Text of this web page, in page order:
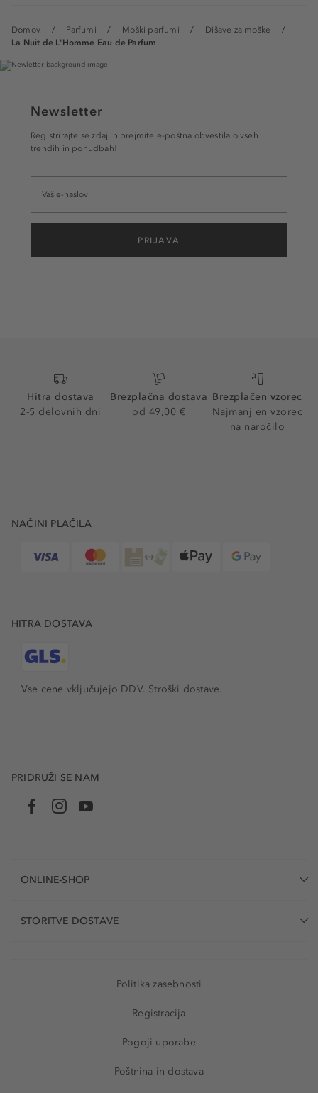
Domov Parfumi Moški parfumi
Dišave za moške
La Nuit de L'Homme Eau de Parfum
Newsletter
Registrirajte se zdaj in prejmite e-poštna obvestila o vseh
trendih in ponudbah!
PRIJAVA
Hitra dostava
2-5 delovnih dni
Brezplačna dostava
od 49,00 €
Brezplačen vzorec
Najmanj en vzorec
na naročilo
NAČINI PLAČILA
HITRA DOSTAVA
Vse cene vključujejo DDV. Stroški dostave.
PRIDRUŽI SE NAM
ONLINE-SHOP
STORITVE DOSTAVE
Politika zasebnosti
Registracija
Pogoji uporabe
Poštnina in dostava